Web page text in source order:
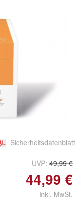
Sicherheitsdatenblatt
UVP: 49,99 €
44,99 €
inkl. MwSt.